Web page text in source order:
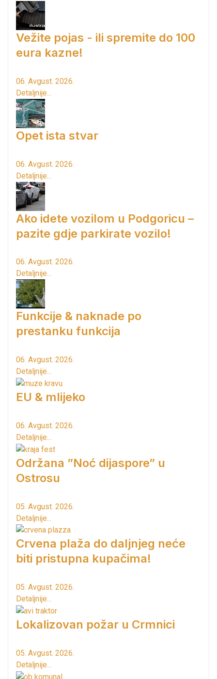
Vežite pojas - ili spremite do 100
eura kazne!
06. Avgust. 2026.
Detaljnije...
Opet ista stvar
06. Avgust. 2026.
Detaljnije...
Ako idete vozilom u Podgoricu –
pazite gdje parkirate vozilo!
06. Avgust. 2026.
Detaljnije...
Funkcije & naknade po
prestanku funkcija
06. Avgust. 2026.
Detaljnije...
EU & mlijeko
06. Avgust. 2026.
Detaljnije...
Održana ”Noć dijaspore” u
Ostrosu
05. Avgust. 2026.
Detaljnije...
Crvena plaža do daljnjeg neće
biti pristupna kupačima!
05. Avgust. 2026.
Detaljnije...
Lokalizovan požar u Crmnici
05. Avgust. 2026.
Detaljnije...